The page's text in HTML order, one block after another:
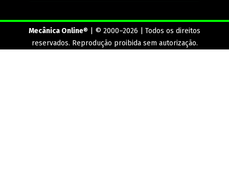
Mecânica Online® | © 2000–2026 | Todos os direitos
reservados. Reprodução proibida sem autorização.